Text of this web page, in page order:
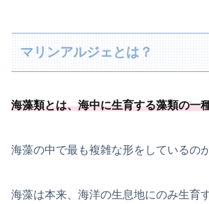
マリンアルジェとは？
海藻類とは、海中に生育する藻類の一
海藻の中で最も複雑な形をしているの
海藻は本来、海洋の生息地にのみ生育